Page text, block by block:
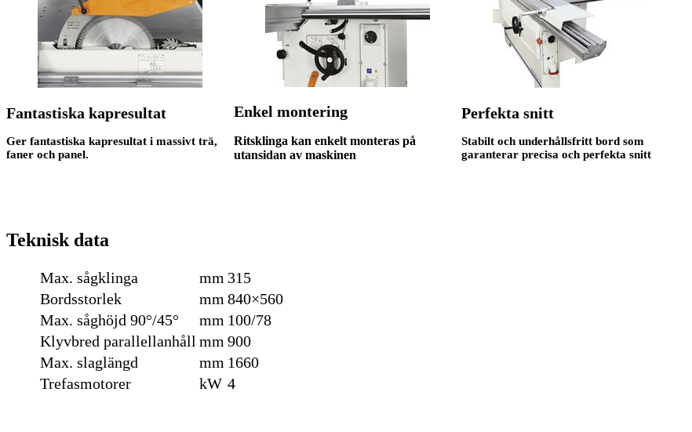
Fantastiska kapresultat
Ger fantastiska kapresultat i massivt trä,
faner och panel.
Enkel montering
Ritsklinga kan enkelt monteras på
utansidan av maskinen
Perfekta snitt
Stabilt och underhållsfritt bord som
garanterar precisa och perfekta snitt
Teknisk data
Max. sågklinga mm 315
Bordsstorlek
mm 840×560
Max. såghöjd 90°/45°
mm 100/78
Klyvbred parallellanhåll mm 900
Max. slaglängd
mm 1660
Trefasmotorer
kW 4